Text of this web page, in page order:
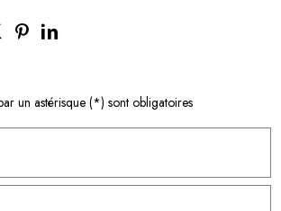
un astérisque (*) sont obligatoires